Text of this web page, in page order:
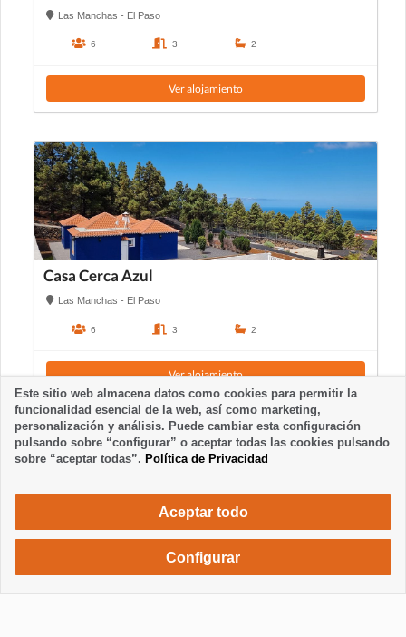
Las Manchas - El Paso
6 3 2
Ver alojamiento
Casa Cerca Azul
Las Manchas - El Paso
6 3 2
Ver alojamiento
880 €/ semana
Este sitio web almacena datos como cookies para permitir la
funcionalidad esencial de la web, así como marketing,
personalización y análisis. Puede cambiar esta configuración
pulsando sobre “configurar” o aceptar todas las cookies pulsando
sobre “aceptar todas”. Política de Privacidad
Aceptar todo
Configurar